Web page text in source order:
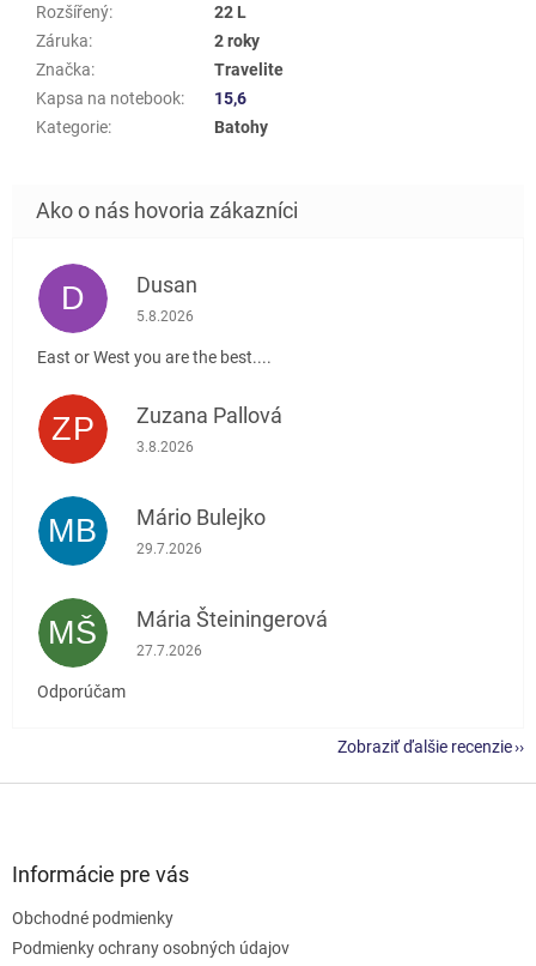
Rozšířený:
22 L
Záruka:
2 roky
Značka:
Travelite
Kapsa na notebook:
15,6
Kategorie: Batohy
D Dusan
Hodnotenie obchodu je 5 z 5 hviezdičiek.
5.8.2026
East or West you are the best....
ZP Zuzana Pallová
Hodnotenie obchodu je 5 z 5 hviezdičiek.
3.8.2026
MB Mário Bulejko
Hodnotenie obchodu je 5 z 5 hviezdičiek.
29.7.2026
MŠ Mária Šteiningerová
Hodnotenie obchodu je 5 z 5 hviezdičiek.
27.7.2026
Odporúčam
Zobraziť ďalšie recenzie
Informácie pre vás
Obchodné podmienky
Podmienky ochrany osobných údajov